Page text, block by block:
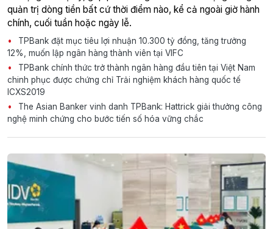
quản trị dòng tiền bất cứ thời điểm nào, kể cả ngoài giờ hành
chính, cuối tuần hoặc ngày lễ.
TPBank đặt mục tiêu lợi nhuận 10.300 tỷ đồng, tăng trưởng
12%, muốn lập ngân hàng thành viên tại VIFC
TPBank chính thức trở thành ngân hàng đầu tiên tại Việt Nam
chinh phục được chứng chỉ Trải nghiệm khách hàng quốc tế
ICXS2019
The Asian Banker vinh danh TPBank: Hattrick giải thưởng công
nghệ minh chứng cho bước tiến số hóa vững chắc